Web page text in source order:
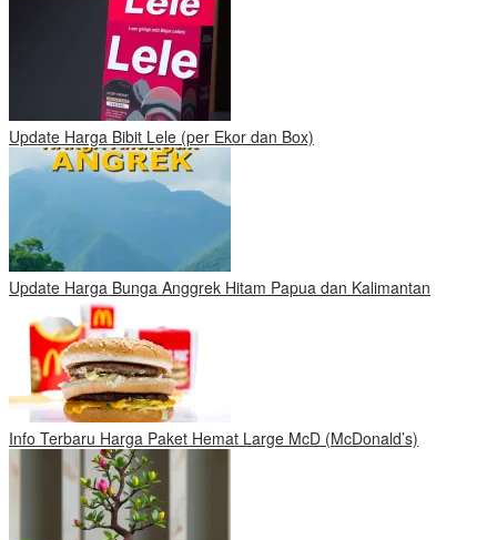
Update Harga Bibit Lele (per Ekor dan Box)
Update Harga Bunga Anggrek Hitam Papua dan Kalimantan
Info Terbaru Harga Paket Hemat Large McD (McDonald’s)